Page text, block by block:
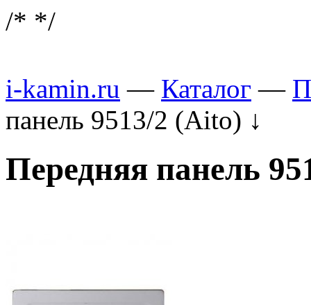
/* */
i-kamin.ru — Каталог —
панель 9513/2 (Aito) ↓
Передняя панель